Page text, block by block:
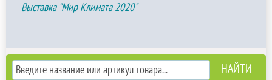
Выставка "Мир Климата 2020"